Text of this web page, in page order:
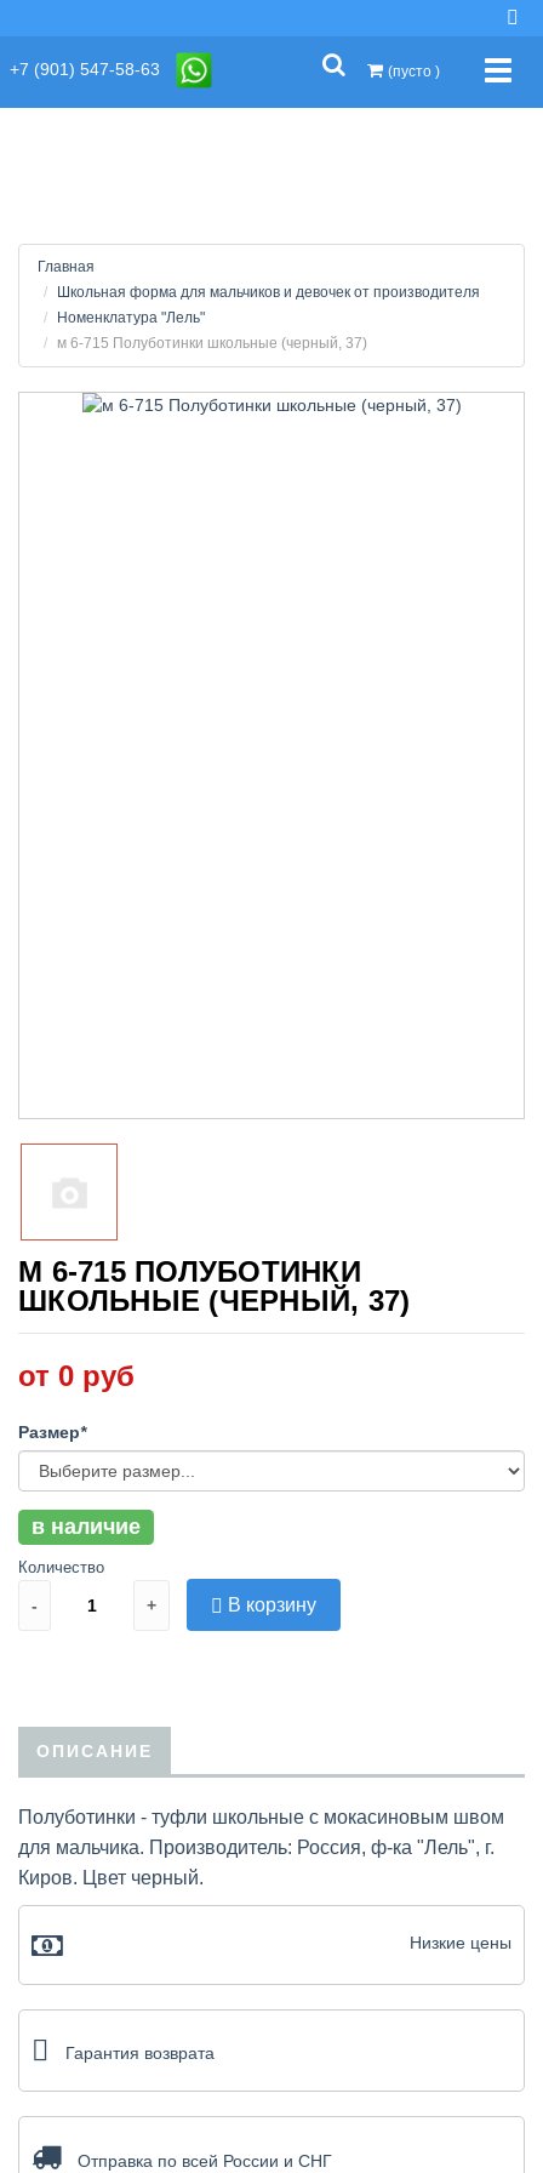
+7 (901) 547-58-63 (пусто )
Главная
Школьная форма для мальчиков и девочек от производителя
Номенклатура "Лель"
м 6-715 Полуботинки школьные (черный, 37)
М 6-715 ПОЛУБОТИНКИ
ШКОЛЬНЫЕ (ЧЕРНЫЙ, 37)
от 0 руб
Размер*
в наличие
Количество
- + В корзину
ОПИСАНИЕ
Полуботинки - туфли школьные с мокасиновым швом
для мальчика. Производитель: Россия, ф-ка "Лель", г.
Киров. Цвет черный.
Низкие цены
Гарантия возврата
Отправка по всей России и СНГ